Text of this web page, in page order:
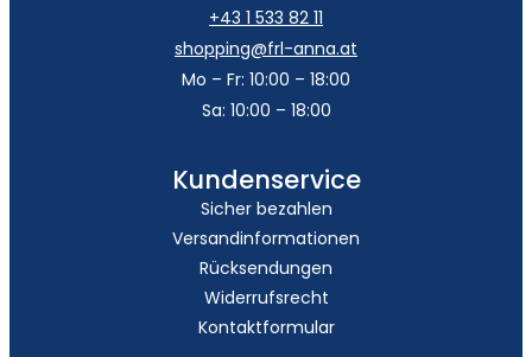
+43 1 533 82 11
shopping@frl-anna.at
Mo – Fr: 10:00 – 18:00
Sa: 10:00 – 18:00
Kundenservice
Sicher bezahlen
Versandinformationen
Rücksendungen
Widerrufsrecht
Kontaktformular